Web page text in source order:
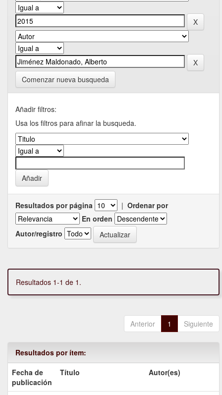
Comenzar nueva busqueda
Añadir filtros:
Usa los filtros para afinar la busqueda.
Resultados por página | Ordenar por
En orden
Autor/registro
Resultados 1-1 de 1.
Anterior 1 Siguiente
Resultados por ítem:
Fecha de
publicación
Título Autor(es)